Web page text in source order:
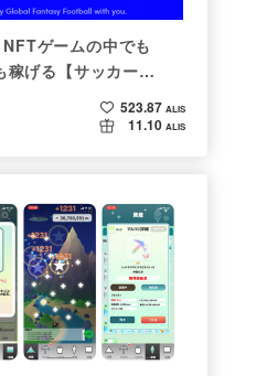
NFTゲームの中でも
げる【サッカー
523.87 ALIS
11.10 ALIS